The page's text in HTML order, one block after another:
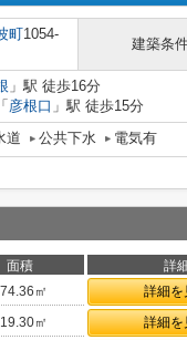
町1054-
建築条
」駅 徒歩16分
「 彦根口 」駅 徒歩15分
道 公共下水 電気有
面積 詳
㎡ 詳細を
㎡ 詳細を